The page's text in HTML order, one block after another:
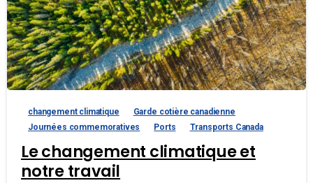
changement climatique
Garde cotière canadienne
Journées commemoratives
Ports Transports Canada
Le changement climatique et
notre travail